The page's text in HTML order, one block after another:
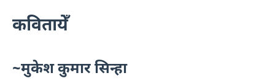
कवितायेँ
~मुकेश कुमार सिन्हा